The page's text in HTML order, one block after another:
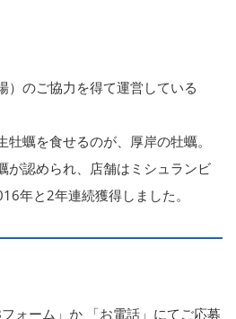
）のご協力を得て運営している
牡蠣を食せるのが、厚岸の牡蠣。
が認められ、店舗はミシュランビ
年と2年連続獲得しました。
ォーム」か 「お電話」にてご応募